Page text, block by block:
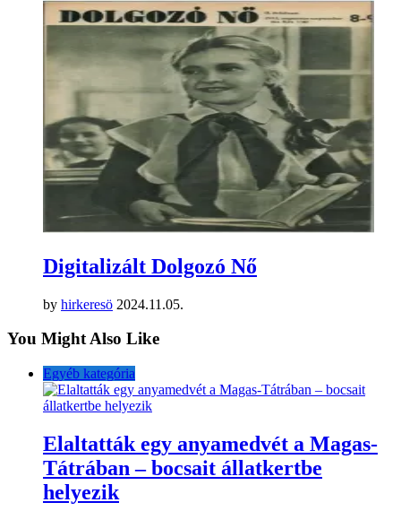
Digitalizált Dolgozó Nő
by hirkeresö 2024.11.05.
You Might Also Like
Egyéb kategória
Elaltatták egy anyamedvét a Magas-
Tátrában – bocsait állatkertbe
helyezik